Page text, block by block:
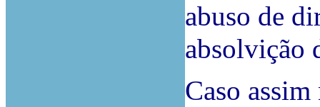
abuso de
absolvição
Caso